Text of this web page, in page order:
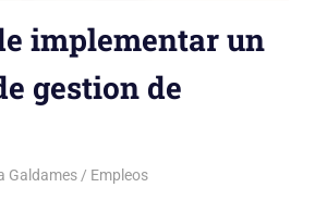
implementar un
gestion de
Galdames Empleos